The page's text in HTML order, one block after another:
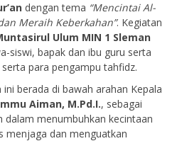
dengan tema “Mencintai Al-
Meraih Keberkahan”. Kegiatan
Ulum MIN 1 Sleman
siswi, bapak dan ibu guru serta
para pengampu tahfidz.
ini berada di bawah arahan Kepala
Aiman, M.Pd.I., sebagai
dalam menumbuhkan kecintaan
menjaga dan menguatkan